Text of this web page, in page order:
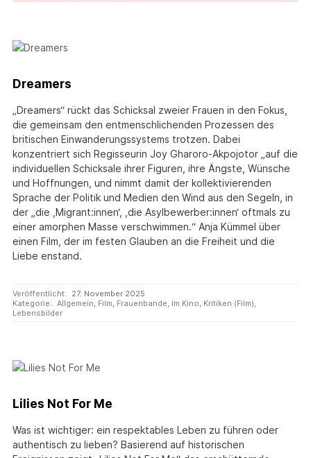
Dreamers
„Dreamers“ rückt das Schicksal zweier Frauen in den Fokus,
die gemeinsam den entmenschlichenden Prozessen des
britischen Einwanderungssystems trotzen. Dabei
konzentriert sich Regisseurin Joy Gharoro-Akpojotor „auf die
individuellen Schicksale ihrer Figuren, ihre Ängste, Wünsche
und Hoffnungen, und nimmt damit der kollektivierenden
Sprache der Politik und Medien den Wind aus den Segeln, in
der „die ,Migrant:innen‘, ,die Asylbewerber:innen‘ oftmals zu
einer amorphen Masse verschwimmen.“ Anja Kümmel über
einen Film, der im festen Glauben an die Freiheit und die
Liebe enstand.
Veröffentlicht:
27. November 2025
Kategorie: Allgemein, Film, Frauenbande, Im Kino, Kritiken (Film),
Lebensbilder
Lilies Not For Me
Was ist wichtiger: ein respektables Leben zu führen oder
authentisch zu lieben? Basierend auf historischen